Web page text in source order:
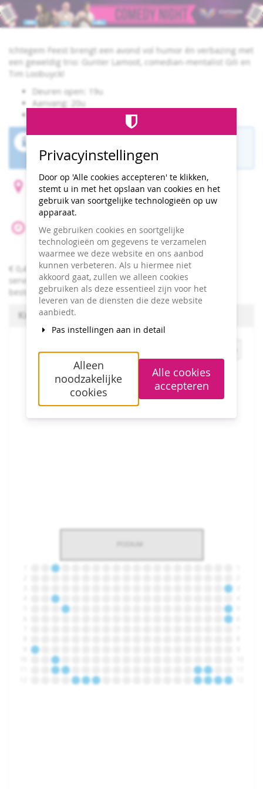
Ga naar de
hoofdinhoud
Comedy
Night
13
juni
2026
Ichtegem Feest brengt een avond vol humor én verbazing met
een geweldig trio: Gunter Lamoot, comedian-mentalist Gili en
Tim Loobuyck!
Deuren open: 19u
Aanvang: 20u
afgelopen.
LDC De Ster
Engelstraat 54
8480 Ichtegem
13 juni 2026
Begin:20:00
Voeg toe aan kalender
€ 0,45 per bestelling plus 2.5 % per bestelling aan
servicekosten zullen worden toegevoegd aan iedere
bestelling.
Kies een zitplaats om te boeken
Privacyinstellingen
Door op 'Alle cookies accepteren' te klikken,
stemt u in met het opslaan van cookies en het
gebruik van soortgelijke technologieën op uw
apparaat.
We gebruiken cookies en soortgelijke
technologieën om gegevens te verzamelen
waarmee we deze website en ons aanbod
kunnen verbeteren. Als u hiermee niet
akkoord gaat, zullen we alleen cookies
gebruiken als deze essentieel zijn voor het
leveren van de diensten die deze website
aanbiedt.
Pas instellingen aan in detail
Alleen
noodzakelijke
cookies
Alle cookies
accepteren